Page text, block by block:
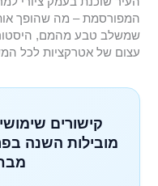
המפורסמת – מה שהופך
שמשלב טבע מהמם,
עצום של אטרקציות לכל
קישורים
מובילות השנה